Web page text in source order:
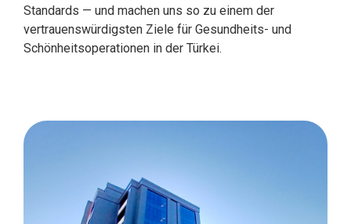
Standards — und machen uns so zu einem der
vertrauenswürdigsten Ziele für Gesundheits- und
Schönheitsoperationen in der Türkei.